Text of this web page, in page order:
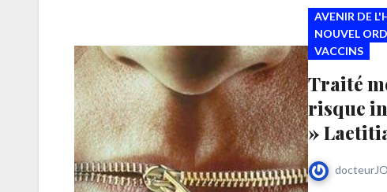
AVENIR DE
NOUVEL
VACCINS
Traité
risque
»
docteurJO